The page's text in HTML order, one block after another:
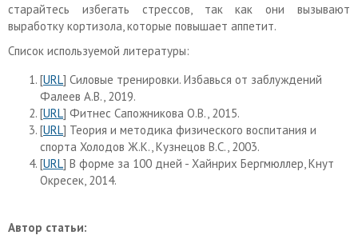
старайтесь избегать стрессов, так как они вызывают
выработку кортизола, которые повышает аппетит.
Список используемой литературы:
[URL] Силовые тренировки. Избавься от заблуждений
Фалеев А.В., 2019.
[URL] Фитнес Сапожникова О.В., 2015.
[URL] Теория и методика физического воспитания и
спорта Холодов Ж.К., Кузнецов В.С., 2003.
[URL] В форме за 100 дней - Хайнрих Бергмюллер, Кнут
Окресек, 2014.
Автор статьи: